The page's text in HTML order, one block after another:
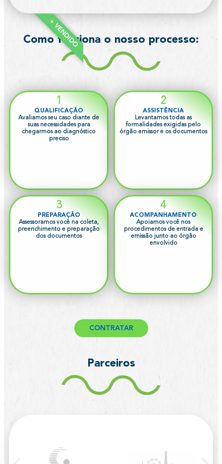
+ VENDIDO
Como funciona o nosso processo:
1
QUALIFICAÇÃO
Avaliamos seu caso diante de
suas necessidades para
chegarmos ao diagnóstico
preciso
2
ASSISTÊNCIA
Levantamos todas as
formalidades exigidas pelo
órgão emissor e os documentos
3
PREPARAÇÃO
Assessoramos você na coleta,
preenchimento e preparação
dos documentos
4
ACOMPANHAMENTO
Apoiamos você nos
procedimentos de entrada e
emissão junto ao órgão
envolvido
CONTRATAR
Parceiros